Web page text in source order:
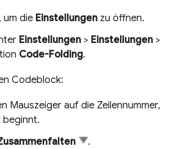
, um die Einstellungen zu öffnen.
Einstellungen > Einstellungen >
Code-Folding.
Codeblock:
Mauszeiger auf die Zeilennummer,
beginnt.
.